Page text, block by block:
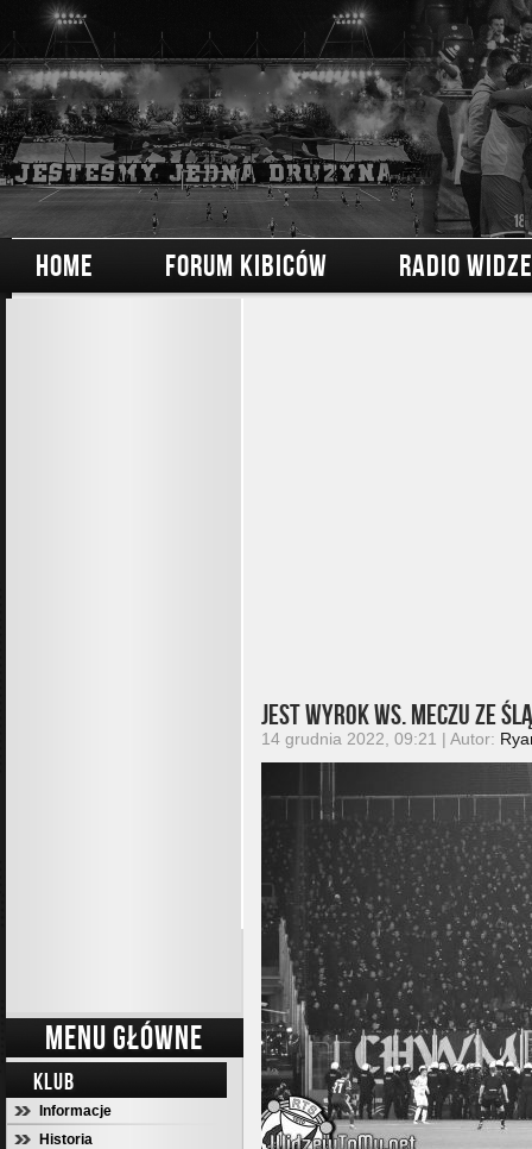
HOME FORUM KIBICÓW RADIO
MENU GŁÓWNE
KLUB
Informacje
Historia
Jest wyrok ws. meczu ze
14 grudnia 2022, 09:21 | Autor: